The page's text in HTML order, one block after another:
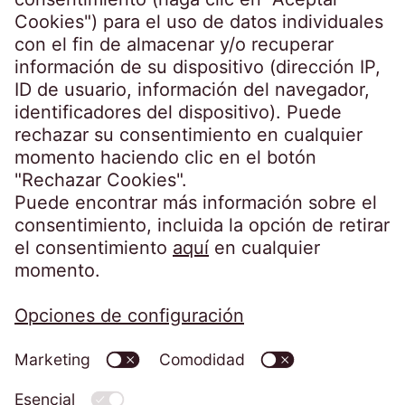
Microsoft Edge
Firefox
Chrome
Safari
Opera
Sin embargo, deshabilitar completamente
las cookies puede resultar en que no pueda
utilizar todas las funciones de nuestro sitio
web.
información sobre las cookies individuales.
Steindamm 71
20099 Hamburg
Germany
crossborder@eos-solutions.com